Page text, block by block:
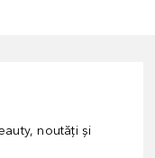
noutăți și